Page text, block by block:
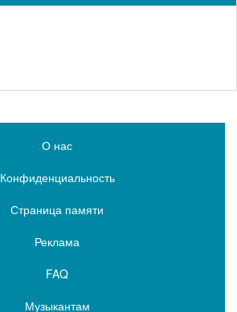
О нас
Конфиденциальность
Страница памяти
Реклама
FAQ
Музыкантам